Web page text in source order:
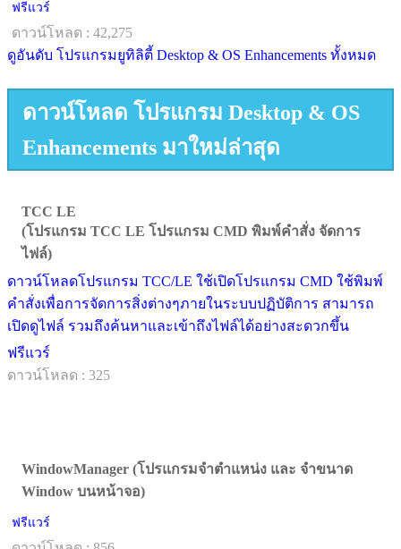
ฟรีแวร์
ดาวน์โหลด : 42,275
ดูอันดับ โปรแกรมยูทิลิตี้ Desktop & OS Enhancements ทั้งหมด
ดาวน์โหลด โปรแกรม Desktop & OS
Enhancements มาใหม่ล่าสุด
TCC LE
(โปรแกรม TCC LE โปรแกรม CMD พิมพ์คำสั่ง จัดการ
ไฟล์)
ดาวน์โหลดโปรแกรม TCC/LE ใช้เปิดโปรแกรม CMD ใช้พิมพ์
คำสั่งเพื่อการจัดการสิ่งต่างๆภายในระบบปฏิบัติการ สามารถ
เปิดดูไฟล์ รวมถึงค้นหาและเข้าถึงไฟล์ได้อย่างสะดวกขึ้น
ฟรีแวร์
ดาวน์โหลด : 325
WindowManager (โปรแกรมจำตำแหน่ง และ จำขนาด
Window บนหน้าจอ)
ฟรีแวร์